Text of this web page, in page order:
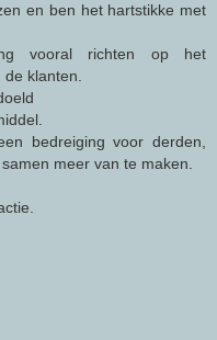
en ben het hartstikke met
vooral richten op het
de klanten.
bedreiging voor derden,
meer van te maken.